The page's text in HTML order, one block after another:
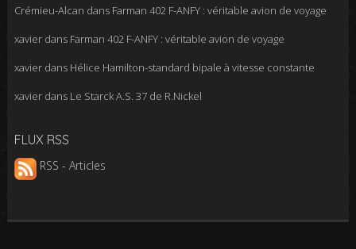
Crémieu-Alcan dans Farman 402 F-ANFY : véritable avion de voyage
xavierdans Farman 402 F-ANFY : véritable avion de voyage
xavierdans Hélice Hamilton-standard bipale à vitesse constante
xavierdans Le Starck A.S. 37 de R.Nickel
FLUX RSS
RSS - Articles